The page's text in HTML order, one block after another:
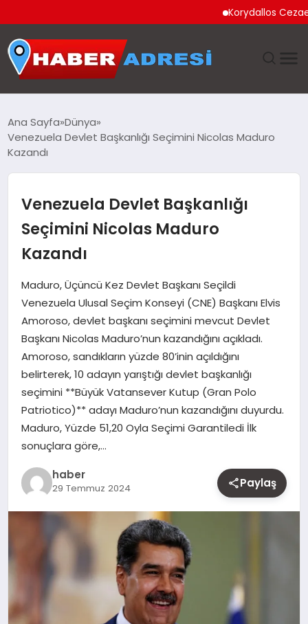
Korydallos
GÜNDEM
TEKNOLOJI
EĞITIM
MAGAZIN
YAŞAM
OTOMOBIL
Ana Sayfa Dünya
Venezuela Devlet Başkanlığı Seçimini Nicolas Maduro
Kazandı
Venezuela Devlet Başkanlığı
Seçimini Nicolas Maduro
Kazandı
Maduro, Üçüncü Kez Devlet Başkanı Seçildi
Venezuela Ulusal Seçim Konseyi (CNE) Başkanı Elvis
Amoroso, devlet başkanı seçimini mevcut Devlet
Başkanı Nicolas Maduro’nun kazandığını açıkladı.
Amoroso, sandıkların yüzde 80’inin açıldığını
belirterek, 10 adayın yarıştığı devlet başkanlığı
seçimini **Büyük Vatansever Kutup (Gran Polo
Patriotico)** adayı Maduro’nun kazandığını duyurdu.
Maduro, Yüzde 51,20 Oyla Seçimi Garantiledi İlk
sonuçlara göre,…
haber
29 Temmuz 2024 Paylaş